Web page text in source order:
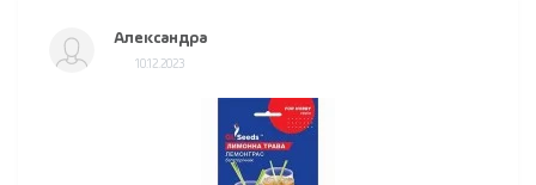
Александра
10.12.2023